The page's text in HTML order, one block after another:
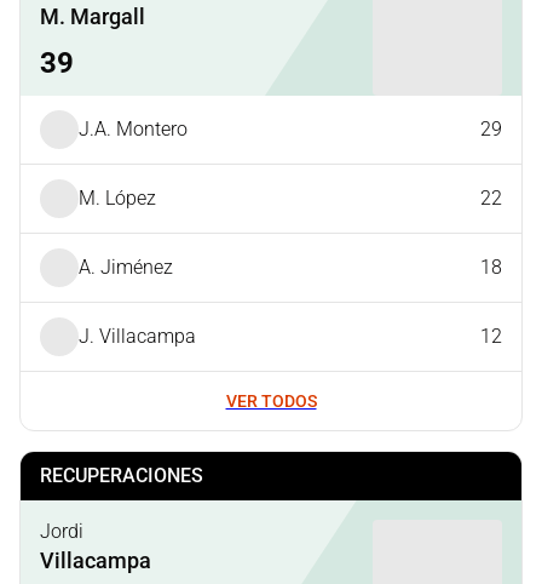
M. Margall
39
J.A. Montero 29
M. López 22
A. Jiménez 18
J. Villacampa 12
VER TODOS
RECUPERACIONES
Jordi
Villacampa